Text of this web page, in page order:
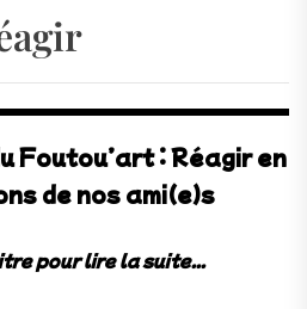
Foutou’art : Réagir en
de nos ami(e)s